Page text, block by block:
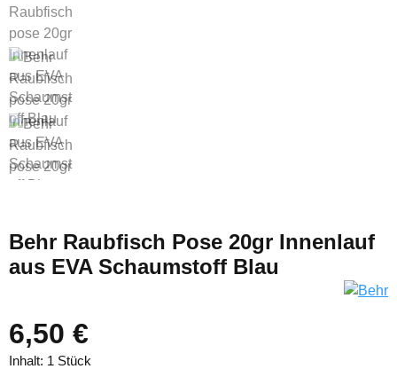
Behr Raubfisch Pose 20gr Innenlauf
aus EVA Schaumstoff Blau
6,50 €
Inhalt: 1 Stück